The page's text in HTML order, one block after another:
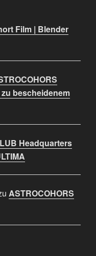
Film | Blender
bescheidenem
Headquarters
ASTROCOHORS